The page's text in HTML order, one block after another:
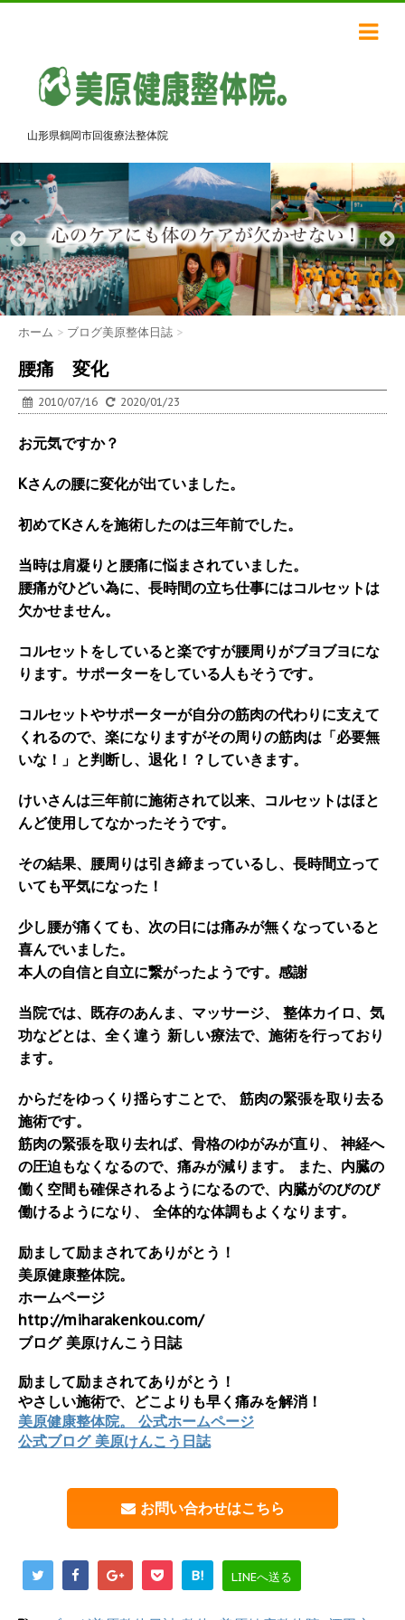
山形県鶴岡市回復療法整体院
ホーム > ブログ美原整体日誌 >
腰痛 変化
2010/07/16 2020/01/23
お元気ですか？
Kさんの腰に変化が出ていました。
初めてKさんを施術したのは三年前でした。
当時は肩凝りと腰痛に悩まされていました。
腰痛がひどい為に、長時間の立ち仕事にはコルセットは
欠かせません。
コルセットをしていると楽ですが腰周りがブヨブヨにな
ります。サポーターをしている人もそうです。
コルセットやサポーターが自分の筋肉の代わりに支えて
くれるので、楽になりますがその周りの筋肉は「必要無
いな！」と判断し、退化！？していきます。
けいさんは三年前に施術されて以来、コルセットはほと
んど使用してなかったそうです。
その結果、腰周りは引き締まっているし、長時間立って
いても平気になった！
少し腰が痛くても、次の日には痛みが無くなっていると
喜んでいました。
本人の自信と自立に繋がったようです。感謝
当院では、既存のあんま、マッサージ、 整体カイロ、気
功などとは、全く違う 新しい療法で、施術を行っており
ます。
からだをゆっくり揺らすことで、 筋肉の緊張を取り去る
施術です。
筋肉の緊張を取り去れば、骨格のゆがみが直り、 神経へ
の圧迫もなくなるので、痛みが減ります。 また、内臓の
働く空間も確保されるようになるので、内臓がのびのび
働けるようになり、 全体的な体調もよくなります。
励まして励まされてありがとう！
美原健康整体院。
ホームページ
http://miharakenkou.com/
ブログ 美原けんこう日誌
励まして励まされてありがとう！
やさしい施術で、どこよりも早く痛みを解消！
美原健康整体院。 公式ホームページ
公式ブログ 美原けんこう日誌
お問い合わせはこちら
B! LINEへ送る